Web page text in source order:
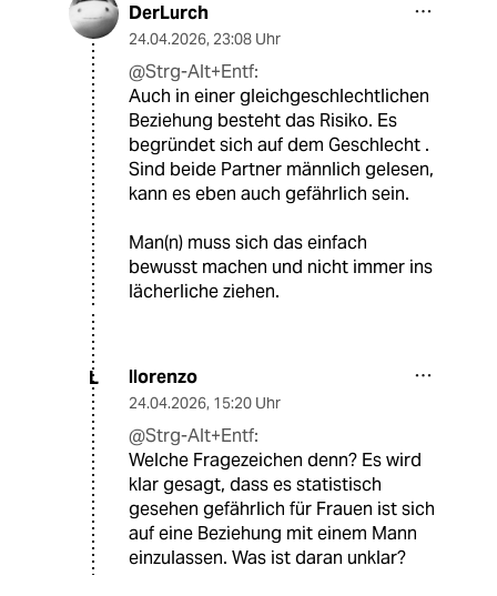
DerLurch
24.04.2026, 23:08 Uhr
@Strg-Alt+Entf:
Auch in einer gleichgeschlechtlichen
Beziehung besteht das Risiko. Es
begründet sich auf dem Geschlecht .
Sind beide Partner männlich gelesen,
kann es eben auch gefährlich sein.
Man(n) muss sich das einfach
bewusst machen und nicht immer ins
lächerliche ziehen.
L llorenzo
24.04.2026, 15:20 Uhr
@Strg-Alt+Entf:
Welche Fragezeichen denn? Es wird
klar gesagt, dass es statistisch
gesehen gefährlich für Frauen ist sich
auf eine Beziehung mit einem Mann
einzulassen. Was ist daran unklar?